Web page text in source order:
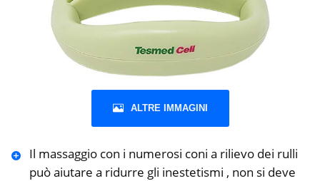
ALTRE IMMAGINI
Il massaggio con i numerosi coni a rilievo dei rulli
può aiutare a ridurre gli inestetismi , non si deve